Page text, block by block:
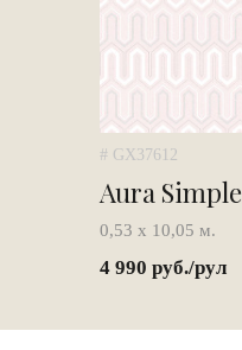
# GX37612
Aura Simple
0,53 х 10,05 м.
4 990 руб./рул